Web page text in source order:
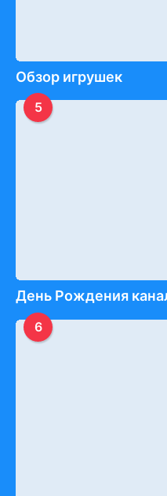
Обзор игрушек
5
День Рождения
6